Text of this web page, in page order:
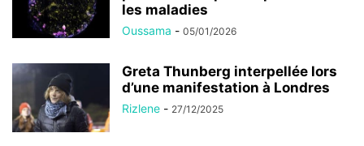
les maladies
Oussama - 05/01/2026
Greta Thunberg interpellée lors
d’une manifestation à Londres
Rizlene - 27/12/2025